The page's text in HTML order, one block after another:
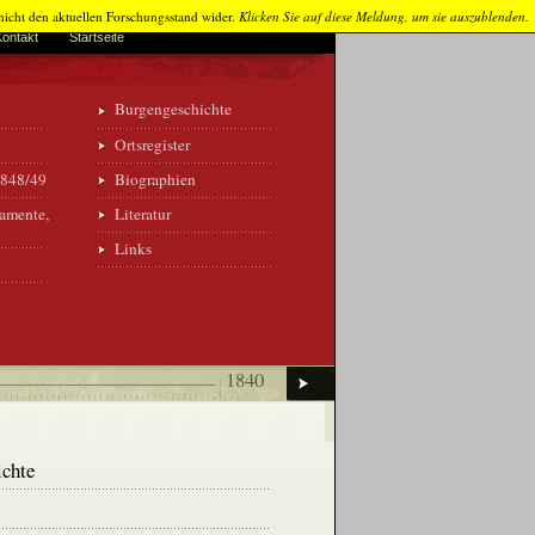
Startseite
49
Burgengeschichte
Ortsregister
Biographien
Literatur
Links
1840 Weiter
den aktuellen Forschungsstand wider. Klicken Sie auf diese Meldung, um sie auszublenden.